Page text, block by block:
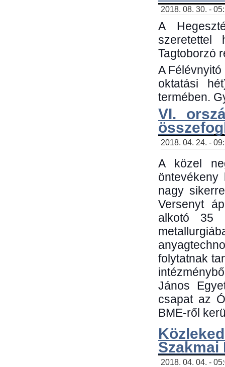
2018. 08. 30. -
A
szeretettel
Tagtoborzó
A
oktatási
termében.
VI.
2018. 04. 24. -
A közel
nagy
Versenyt
alkotó 35
folytatnak
János
csapat az
BME-ről
Szakmai
2018. 04. 04. -